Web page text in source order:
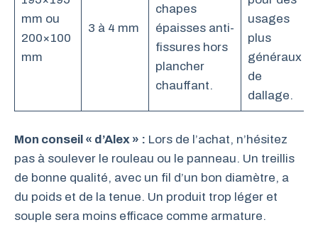
mm ou
200×100
mm
3 à 4 mm
chapes
épaisses anti-
fissures hors
plancher
chauffant.
usages
plus
généraux
de
dallage.
Mon conseil « d’Alex » : Lors de l’achat, n’hésitez
pas à soulever le rouleau ou le panneau. Un treillis
de bonne qualité, avec un fil d’un bon diamètre, a
du poids et de la tenue. Un produit trop léger et
souple sera moins efficace comme armature.